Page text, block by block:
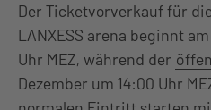
Der Ticketvorverkauf für
LANXESS arena beginnt
Uhr MEZ, während der
Dezember um 14:00 Uhr